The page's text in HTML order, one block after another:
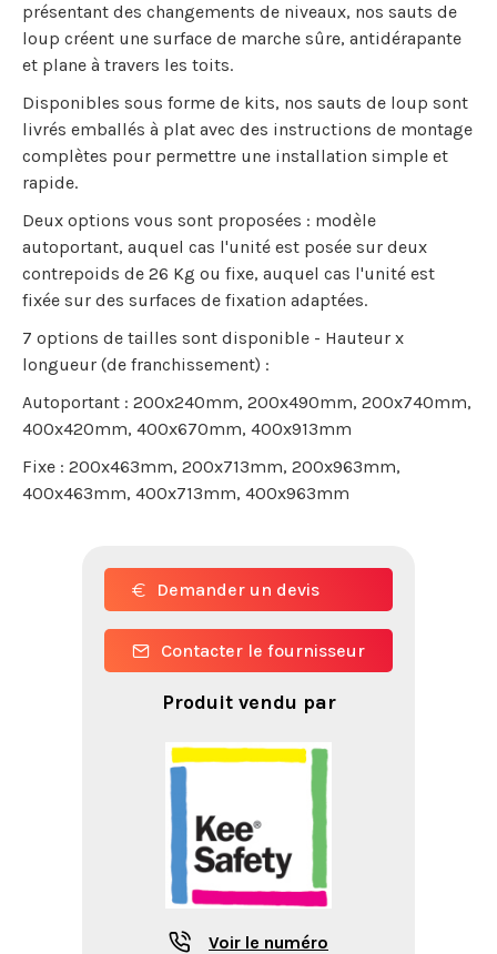
présentant des changements de niveaux, nos sauts de
loup créent une surface de marche sûre, antidérapante
et plane à travers les toits.
Disponibles sous forme de kits, nos sauts de loup sont
livrés emballés à plat avec des instructions de montage
complètes pour permettre une installation simple et
rapide.
Deux options vous sont proposées : modèle
autoportant, auquel cas l'unité est posée sur deux
contrepoids de 26 Kg ou fixe, auquel cas l'unité est
fixée sur des surfaces de fixation adaptées.
7 options de tailles sont disponible - Hauteur x
longueur (de franchissement) :
Autoportant : 200x240mm, 200x490mm, 200x740mm,
400x420mm, 400x670mm, 400x913mm
Fixe : 200x463mm, 200x713mm, 200x963mm,
400x463mm, 400x713mm, 400x963mm
Demander un devis
Contacter le fournisseur
Produit vendu par
Voir le numéro